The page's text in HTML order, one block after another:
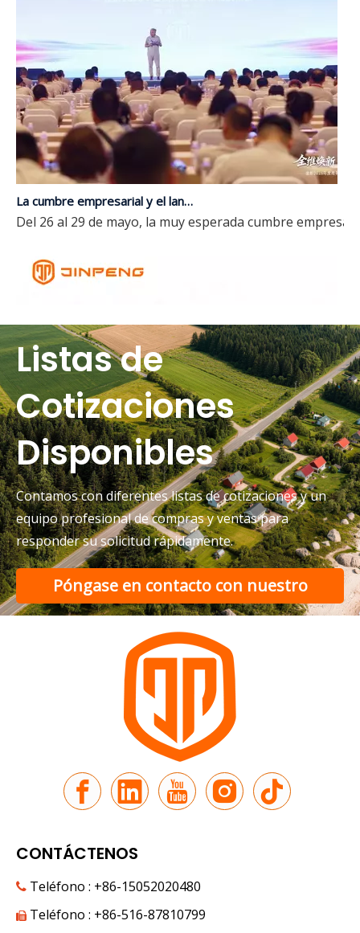
Del 26 al 29 de mayo, la muy esperada cumbre
Compare los rickshaws eléctricos con los triciclos
Listas de
Cotizaciones
Disponibles
Contamos con diferentes listas de cotizaciones y un
equipo profesional de compras y ventas para
responder su solicitud rápidamente.
Póngase en contacto con nuestro
equipo de soporte
CONTÁCTENOS
 Teléfono : +86-15052020480
 Teléfono : +86-516-87810799